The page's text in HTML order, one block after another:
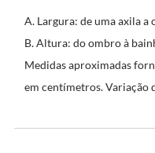
A. Largura: de uma axila a
B. Altura: do ombro à
Medidas aproximadas
em centímetros. Variação